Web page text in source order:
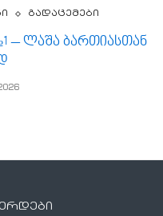
გადაცემები
– ლაშა ბართიასთან